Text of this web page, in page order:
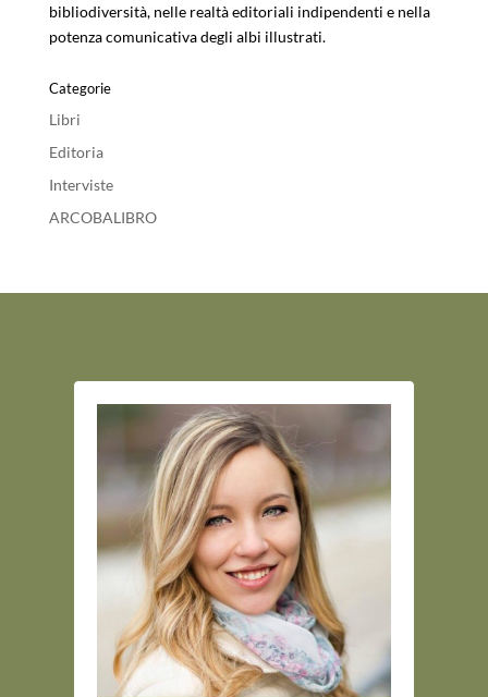
bibliodiversità, nelle realtà editoriali indipendenti e nella
potenza comunicativa degli albi illustrati.
Categorie
Libri
Editoria
Interviste
ARCOBALIBRO